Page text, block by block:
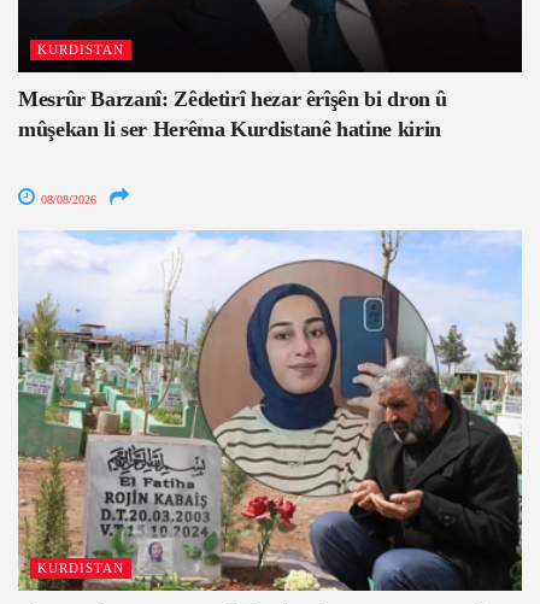
KURDISTAN
Mesrûr Barzanî: Zêdetirî hezar êrîşên bi dron û
mûşekan li ser Herêma Kurdistanê hatine kirin
08/08/2026
KURDISTAN